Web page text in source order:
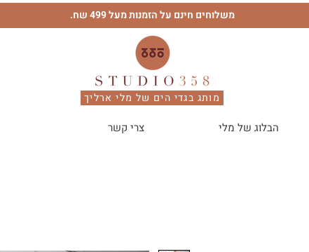
משלוחים חינם על הזמנות מעל 499 שח.
מותג בגדי הים של מלי ארליך
הבלוג של מלי צרי קשר